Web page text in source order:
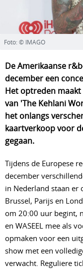
Foto: © IMAGO
De Amerikaanse
december een
Het optreden
van 'The Kehlani
het onlangs
kaartverkoop voor
gegaan.
Tijdens de Europese
december
in Nederland staan er
Brussel, Parijs en
om 20:00 uur begint,
en WASEEL mee als
opmaken voor een
show met een
verwacht. Reguliere